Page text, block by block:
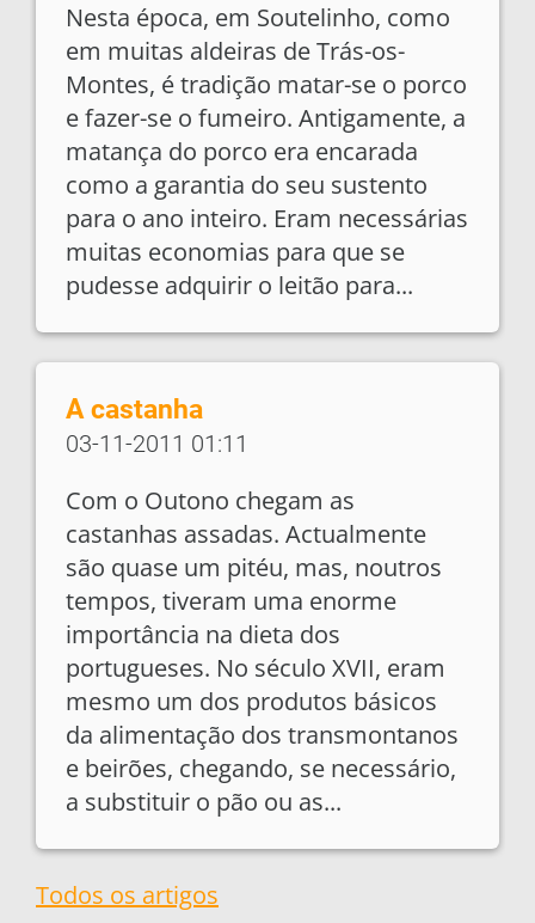
Nesta época, em Soutelinho, como
em muitas aldeiras de Trás-os-
Montes, é tradição matar-se o porco
e fazer-se o fumeiro. Antigamente, a
matança do porco era encarada
como a garantia do seu sustento
para o ano inteiro. Eram necessárias
muitas economias para que se
pudesse adquirir o leitão para...
A castanha
03-11-2011 01:11
Com o Outono chegam as
castanhas assadas. Actualmente
são quase um pitéu, mas, noutros
tempos, tiveram uma enorme
importância na dieta dos
portugueses. No século XVII, eram
mesmo um dos produtos básicos
da alimentação dos transmontanos
e beirões, chegando, se necessário,
a substituir o pão ou as...
Todos os artigos